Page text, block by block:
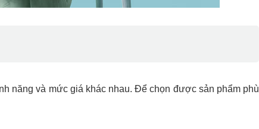
năng và mức giá khác nhau. Để chọn được sản phẩm phù